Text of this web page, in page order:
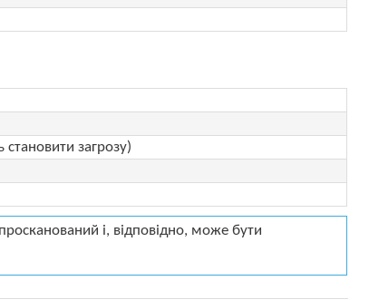
загрозу)
і, відповідно, може бути